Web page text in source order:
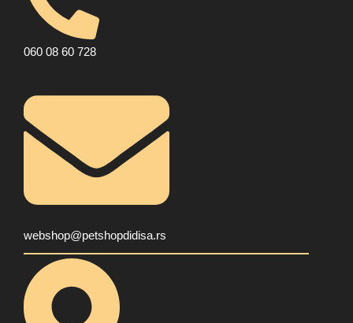
060 08 60 728
webshop@petshopdidisa.rs